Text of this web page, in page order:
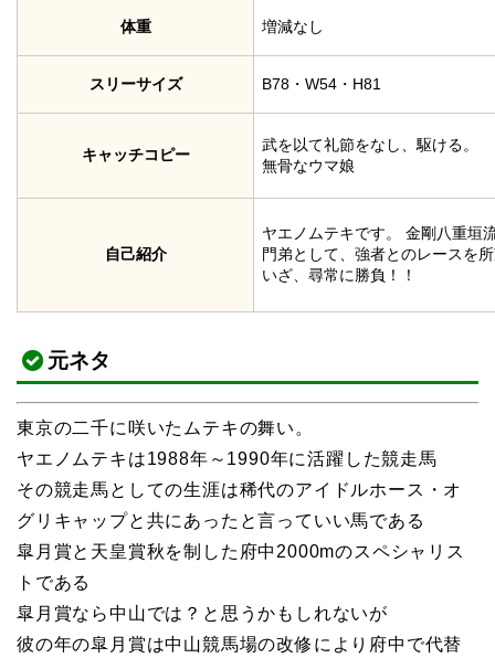
体重 増減なし
スリーサイズ B78・W54・H81
キャッチコピー
武を以て礼節をなし、駆ける。
無骨なウマ娘
自己紹介
ヤエノムテキです。 金剛八重垣
門弟として、強者とのレースを
いざ、尋常に勝負！！
元ネタ
東京の二千に咲いたムテキの舞い。
ヤエノムテキは1988年～1990年に活躍した競走馬
その競走馬としての生涯は稀代のアイドルホース・オ
グリキャップと共にあったと言っていい馬である
皐月賞と天皇賞秋を制した府中2000mのスペシャリス
トである
皐月賞なら中山では？と思うかもしれないが
彼の年の皐月賞は中山競馬場の改修により府中で代替